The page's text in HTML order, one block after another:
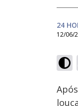
24
12/06/